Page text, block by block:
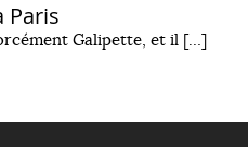
Paris
Galipette, et il […]